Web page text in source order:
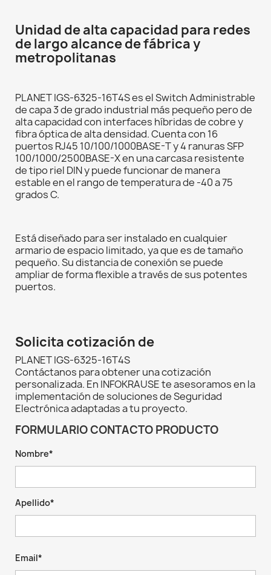
Unidad de alta capacidad para redes
de largo alcance de fábrica y
metropolitanas
PLANET IGS-6325-16T4S es el Switch Administrable
de capa 3 de grado industrial más pequeño pero de
alta capacidad con interfaces híbridas de cobre y
fibra óptica de alta densidad. Cuenta con 16
puertos RJ45 10/100/1000BASE-T y 4 ranuras SFP
100/1000/2500BASE-X en una carcasa resistente
de tipo riel DIN y puede funcionar de manera
estable en el rango de temperatura de -40 a 75
grados C.
Está diseñado para ser instalado en cualquier
armario de espacio limitado, ya que es de tamaño
pequeño. Su distancia de conexión se puede
ampliar de forma flexible a través de sus potentes
puertos.
Solicita cotización de
PLANET IGS-6325-16T4S
Contáctanos para obtener una cotización
personalizada. En INFOKRAUSE te asesoramos en la
implementación de soluciones de Seguridad
Electrónica adaptadas a tu proyecto.
FORMULARIO CONTACTO PRODUCTO
Nombre*
Apellido*
Email*